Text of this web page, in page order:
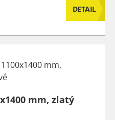
DETAIL
mm, zlatý